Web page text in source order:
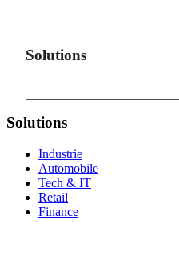
Solutions
Solutions
Industrie
Automobile
Tech & IT
Retail
Finance